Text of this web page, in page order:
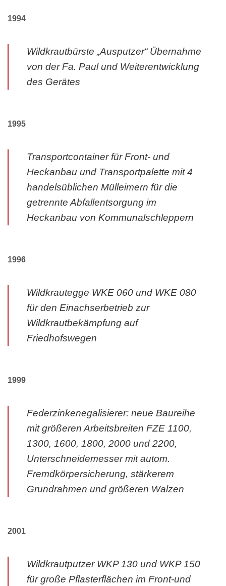
1994
Wildkrautbürste „Ausputzer“ Übernahme
von der Fa. Paul und Weiterentwicklung
des Gerätes
1995
Transportcontainer für Front- und
Heckanbau und Transportpalette mit 4
handelsüblichen Mülleimern für die
getrennte Abfallentsorgung im
Heckanbau von Kommunalschleppern
1996
Wildkrautegge WKE 060 und WKE 080
für den Einachserbetrieb zur
Wildkrautbekämpfung auf
Friedhofswegen
1999
Federzinkenegalisierer: neue Baureihe
mit größeren Arbeitsbreiten FZE 1100,
1300, 1600, 1800, 2000 und 2200,
Unterschneidemesser mit autom.
Fremdkörpersicherung, stärkerem
Grundrahmen und größeren Walzen
2001
Wildkrautputzer WKP 130 und WKP 150
für große Pflasterflächen im Front-und